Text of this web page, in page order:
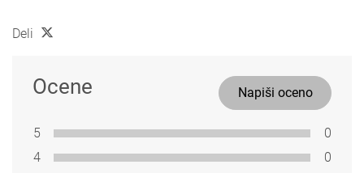
Deli
Ocene Napiši oceno
5
0
4
0